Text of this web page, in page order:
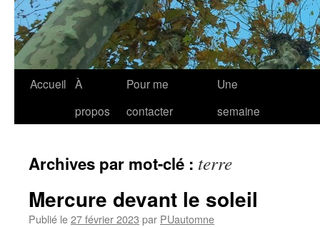
Accueil À
propos
Pour me
contacter
Une
semaine
Archives par mot-clé : terre
Mercure devant le soleil
Publié le27 février 2023 par PUautomne